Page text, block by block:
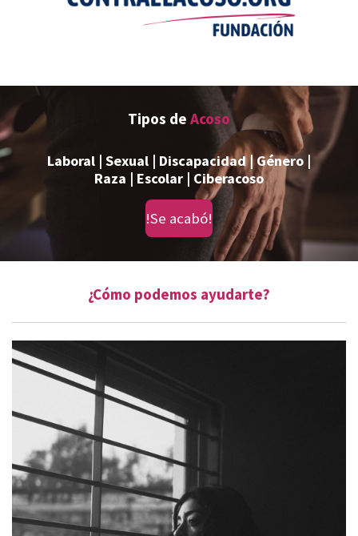
Tipos de Acoso
Laboral | Sexual | Discapacidad | Género |
Raza | Escolar | Ciberacoso
!Se acabó!
¿Cómo podemos ayudarte?